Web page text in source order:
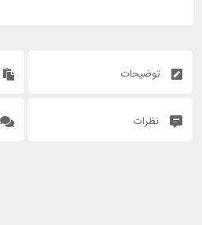
توضیحات
نظرات